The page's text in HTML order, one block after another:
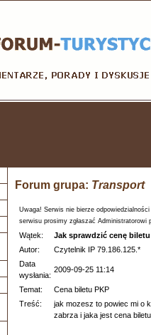
Forum grupa: Transport
Uwaga! Serwis nie bierze
serwisu prosimy zgłaszać Administratorowi
Wątek:
Jak sprawdzić cenę
Autor:
Czytelnik IP 79.186.125.*
Data
wysłania:
2009-09-25 11:14
Temat:
Cena biletu PKP
Treść:
jak mozesz to powiec mi o
zabrza i jaka jest cena